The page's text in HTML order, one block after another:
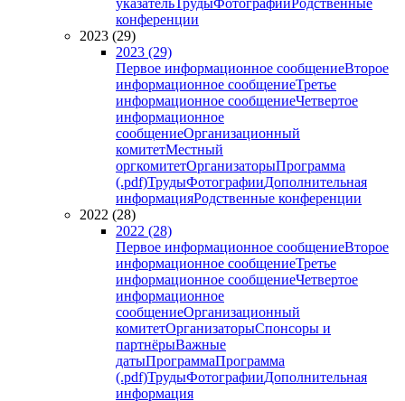
указательТрудыФотографииРодственные
конференции
2023 (29)
2023 (29)
Первое информационное сообщениеВторое
информационное сообщениеТретье
информационное сообщениеЧетвертое
информационное
сообщениеОрганизационный
комитетМестный
оргкомитетОрганизаторыПрограмма
(.pdf)ТрудыФотографииДополнительная
информацияРодственные конференции
2022 (28)
2022 (28)
Первое информационное сообщениеВторое
информационное сообщениеТретье
информационное сообщениеЧетвертое
информационное
сообщениеОрганизационный
комитетОрганизаторыСпонсоры и
партнёрыВажные
датыПрограммаПрограмма
(.pdf)ТрудыФотографииДополнительная
информация